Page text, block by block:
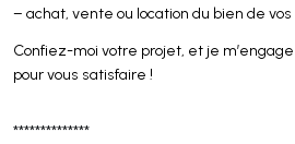
– achat, vente ou location du bien de
Confiez-moi votre projet, et je
pour vous satisfaire !
**************